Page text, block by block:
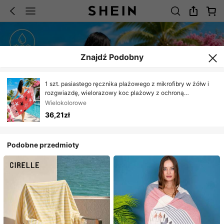
Znajdź Podobny
1 szt. pasiastego ręcznika plażowego z mikrofibry w żółw i
rozgwiazdę, wielorazowy koc plażowy z ochroną
przeciwsłoneczną, lekki, odpowiedni do pływania, kempingu,
sportu, na plażę lub siłownię, akcesoria plażowe |
nowoczesny ręcznik plażowy | wytrzymała mata plażowa,
Wielokolorowe
36,21zł
Podobne przedmioty